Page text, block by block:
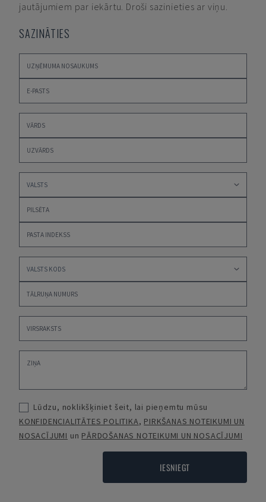
jautājumiem par iekārtu. Droši sazinieties ar viņu.
SAZINĀTIES
Lūdzu, noklikšķiniet šeit, lai pieņemtu mūsu
KONFIDENCIALITĀTES POLITIKA, PIRKŠANAS NOTEIKUMI UN
NOSACĪJUMI un PĀRDOŠANAS NOTEIKUMI UN NOSACĪJUMI
IESNIEGT